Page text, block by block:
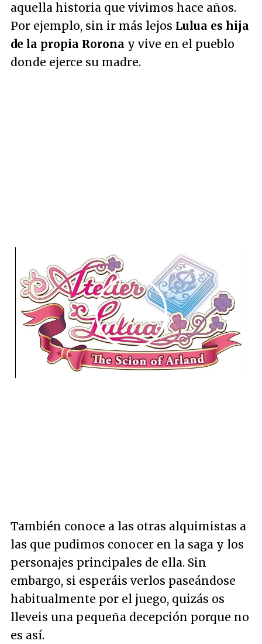
aquella historia que vivimos hace años.
Por ejemplo, sin ir más lejos Lulua es hija
de la propia Rorona y vive en el pueblo
donde ejerce su madre.
También conoce a las otras alquimistas a
las que pudimos conocer en la saga y los
personajes principales de ella. Sin
embargo, si esperáis verlos paseándose
habitualmente por el juego, quizás os
lleveis una pequeña decepción porque no
es así.